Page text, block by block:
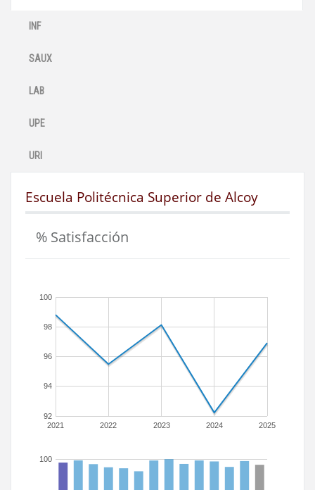
INF
SAUX
LAB
UPE
URI
Escuela Politécnica Superior de Alcoy
% Satisfacción
2021 2022 2023 2024 2025
92
94
96
98
100
100